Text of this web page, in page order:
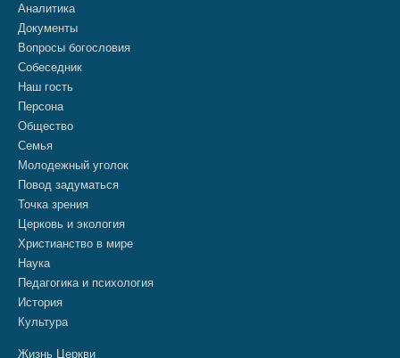
Аналитика
Документы
Вопросы богословия
Собеседник
Наш гость
Персона
Общество
Семья
Молодежный уголок
Повод задуматься
Точка зрения
Церковь и экология
Христианство в мире
Наука
Педагогика и психология
История
Культура
Жизнь Церкви